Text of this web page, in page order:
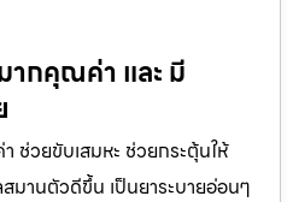
กคุณค่า และ มี
วยขับเสมหะ ช่วยกระตุ้นให้
มานตัวดีขึ้น เป็นยาระบายอ่อนๆ